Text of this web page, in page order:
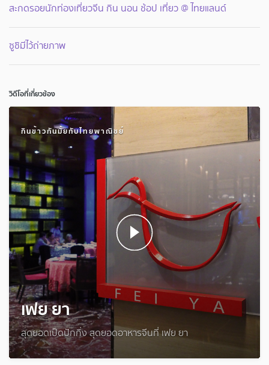
สะกดรอยนักท่องเที่ยวจีน กิน นอน ช้อป เที่ยว @ ไทยแลนด์
ซูชิมีไว้ถ่ายภาพ
วิดีโอที่เกี่ยวข้อง
กินข้าวกันมั้ยกับไทยพาณิชย์
เฟย ยา
สุดยอดเป็ดปักกิ่ง สุดยอดอาหารจีนที่ เฟย ยา